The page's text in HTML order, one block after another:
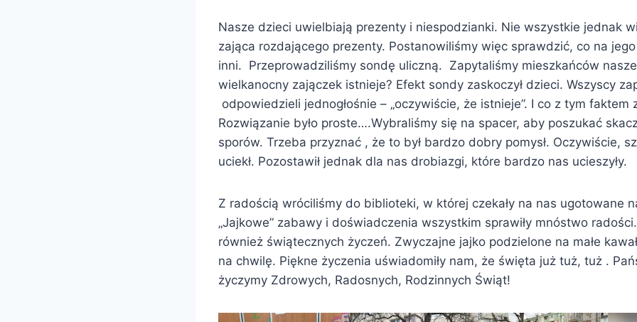
Nasze dzieci uwielbiają prezenty i niespodzianki. Nie wszystkie jednak
zająca rozdającego prezenty. Postanowiliśmy więc sprawdzić, co na
inni. Przeprowadziliśmy sondę uliczną. Zapytaliśmy mieszkańców
wielkanocny zajączek istnieje? Efekt sondy zaskoczył dzieci. Wszyscy
odpowiedzieli jednogłośnie – „oczywiście, że istnieje”. I co z tym faktem
Rozwiązanie było proste….Wybraliśmy się na spacer, aby poszukać
sporów. Trzeba przyznać , że to był bardzo dobry pomysł. Oczywiście,
uciekł. Pozostawił jednak dla nas drobiazgi, które bardzo nas ucieszyły.
Z radością wróciliśmy do biblioteki, w której czekały na nas ugotowane
„Jajkowe” zabawy i doświadczenia wszystkim sprawiły mnóstwo
również świątecznych życzeń. Zwyczajne jajko podzielone na małe
na chwilę. Piękne życzenia uświadomiły nam, że święta już tuż, tuż .
życzymy Zdrowych, Radosnych, Rodzinnych Świąt!